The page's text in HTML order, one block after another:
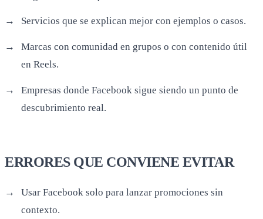
Servicios que se explican mejor con ejemplos o casos.
Marcas con comunidad en grupos o con contenido útil
en Reels.
Empresas donde Facebook sigue siendo un punto de
descubrimiento real.
ERRORES QUE CONVIENE EVITAR
Usar Facebook solo para lanzar promociones sin
contexto.